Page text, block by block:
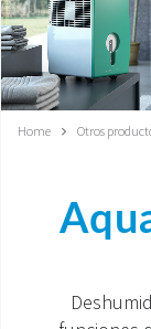
AIRE ACONDICIONADO
CALEFACCIÓN
SISTEMAS
Home Otros